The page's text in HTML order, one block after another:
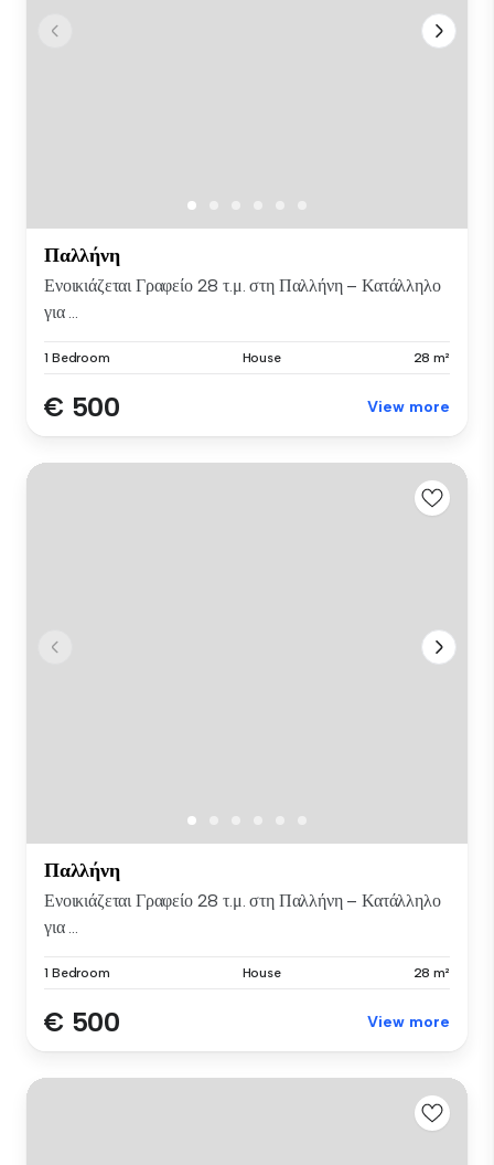
Παλλήνη
Ενοικιάζεται Γραφείο 28 τ.μ. στη Παλλήνη – Κατάλληλο
για ...
1 Bedroom House 28 m²
€ 500 View more
Παλλήνη
Ενοικιάζεται Γραφείο 28 τ.μ. στη Παλλήνη – Κατάλληλο
για ...
1 Bedroom House 28 m²
€ 500 View more